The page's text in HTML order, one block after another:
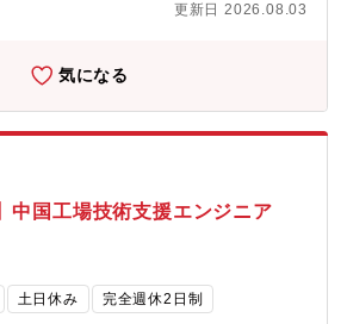
で世界中の主要企業から高く評価されてい
受けています。「プラチナくるみん」(厚労
間企業で初めて認定取得「健康経営優良法
省) 2017年より9年連続認定取得「健康経
東京証券取引所) 2025年に初選定「ワー
セレント企業」(岐阜県) 2018年に認定取
電子事業本部では、半導体パッケージ基
ており、中期経営計画MNS115 Planを「実
るための中心装置」として、最先端ICパッ
て、世界の電子・通信産業の進化を支え、
を創ることをビジョンとして掲げていま
は不具合を未然に防ぐため、顧客実装プ
在的な不具合の特定、およびその改善策
更新日 2026.08.03
気になる
中国工場技術支援エンジニア
土日休み 完全週休2日制